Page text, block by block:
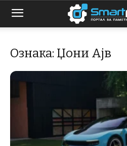
Ознака: Џони Ајв